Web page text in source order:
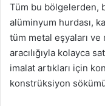
Tüm bu bölgelerden,
alüminyum hurdası,
tüm metal eşyaları ve
aracılığıyla kolayca
imalat artıkları için
konstrüksiyon